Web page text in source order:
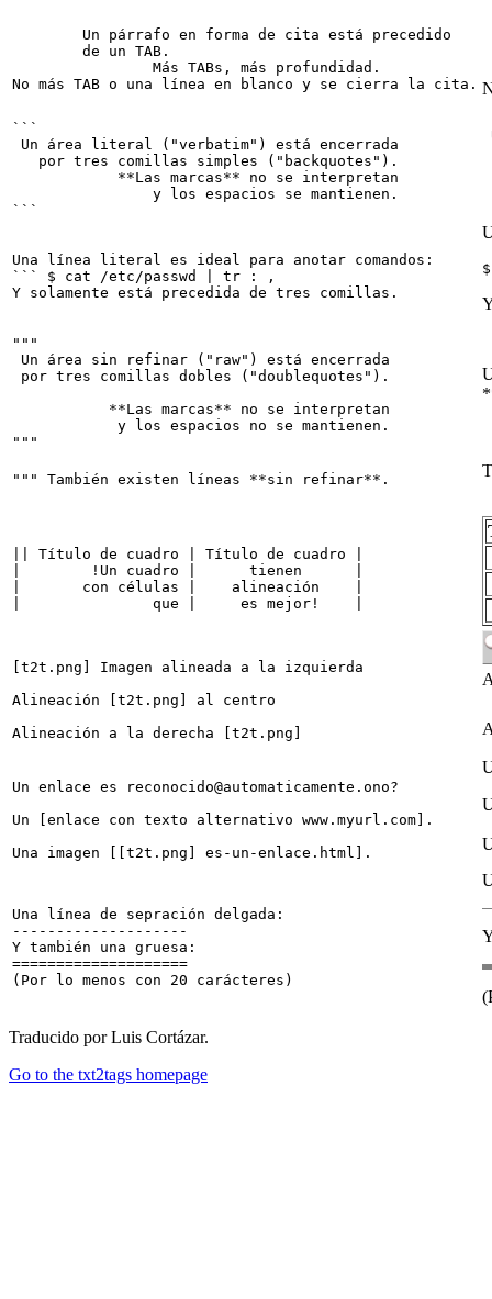
```
Un área literal ("verbatim") está encerrada
   por tres comillas simples ("backquotes").
            **Las marcas** no se interpretan
                y los espacios se mantienen.
Una línea literal es ideal para anotar comandos:
``` $ cat /etc/passwd | tr : ,
"""
Un área sin refinar ("raw") está encerrada
por tres comillas dobles ("doublequotes").
           **Las marcas** no se interpretan
            y los espacios no se mantienen.
|| Título de cuadro | Título de cuadro |
|        !Un cuadro |      tienen      |
|       con células |    alineación    |
[t2t.png] Imagen alineada a la izquierda
Alineación [t2t.png] al centro
Un enlace es reconocido@automaticamente.ono?
Un [enlace con texto alternativo www.myurl.com].
Una línea de sepración delgada:
--------------------
Y también una gruesa:
====================
Traducido por Luis Cortázar.
Go to the txt2tags homepage